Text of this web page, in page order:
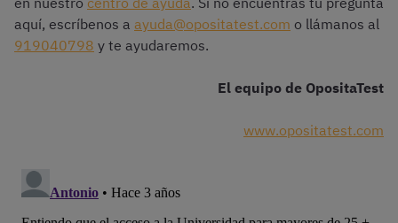
aquí, escríbenos a ayuda@opositatest.com o llámanos al
919040798 y te ayudaremos.
El equipo de OpositaTest
www.opositatest.com